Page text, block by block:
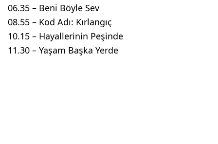
06.35 – Beni Böyle Sev
08.55 – Kod Adı: Kırlangıç
10.15 – Hayallerinin Peşinde
11.30 – Yaşam Başka Yerde